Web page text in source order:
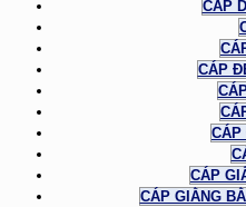
CÁP
CÁP
CÁP
CÁP
CÁP GIẰNG